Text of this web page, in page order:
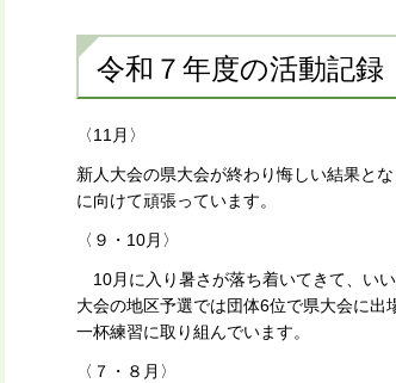
令和７年度の活動記録
〈11月〉
新人大会の県大会が終わり悔しい結果と
に向けて頑張っています。
〈９・10月〉
10月に入り暑さが落ち着いてきて、い
大会の地区予選では団体6位で県大会に
一杯練習に取り組んでいます。
〈７・８月〉